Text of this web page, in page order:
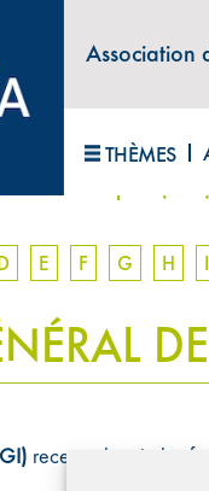
Association
THÈMES
E F G H I
recense les règles